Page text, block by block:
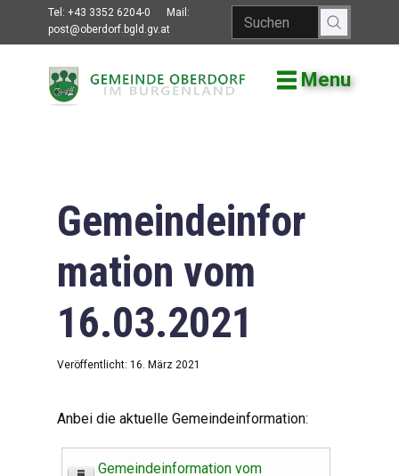
Tel: +43 3352 6204-0
Mail:
post@oberdorf.bgld.gv.at
Menu
Willkommen
Gemeindeamt
Gemeinderat
Bildung
Vereine
Gemeindeinfor
mation vom
16.03.2021
Veröffentlicht: 16. März 2021
Anbei die aktuelle Gemeindeinformation:
Gemeindeinformation vom